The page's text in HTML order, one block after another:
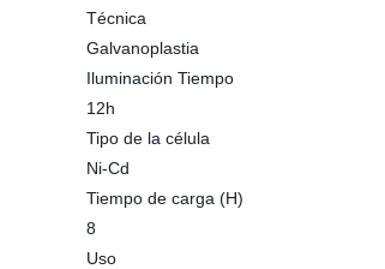
Técnica
Galvanoplastia
Iluminación Tiempo
12h
Tipo de la célula
Ni-Cd
Tiempo de carga (H)
8
Uso